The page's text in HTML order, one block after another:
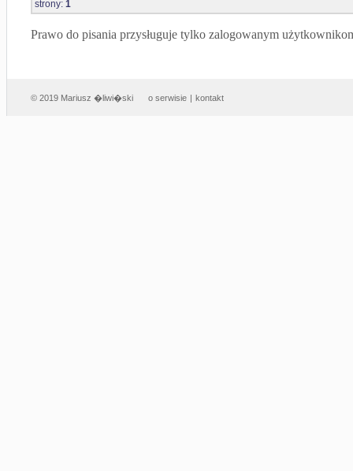
strony: 1
Prawo do pisania przysługuje tylko zalogowanym
© 2019 Mariusz �liwi�ski o serwisie | kontakt